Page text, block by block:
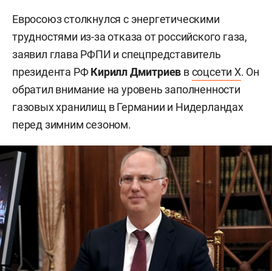
Евросоюз столкнулся с энергетическими
трудностями из-за отказа от российского газа,
заявил глава РФПИ и спецпредставитель
президента РФКирилл Дмитриев всоцсети X. Он
обратил внимание на уровень заполненности
газовых хранилищ в Германии и Нидерландах
перед зимним сезоном.